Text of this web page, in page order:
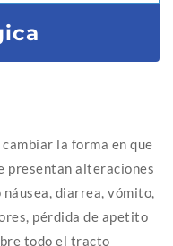
la forma en que
presentan alteraciones
diarrea, vómito,
pérdida de apetito
todo el tracto